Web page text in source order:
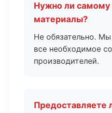
Нужно ли самому
материалы?
Не обязательно.
все необходимое
производителей.
Предоставляете